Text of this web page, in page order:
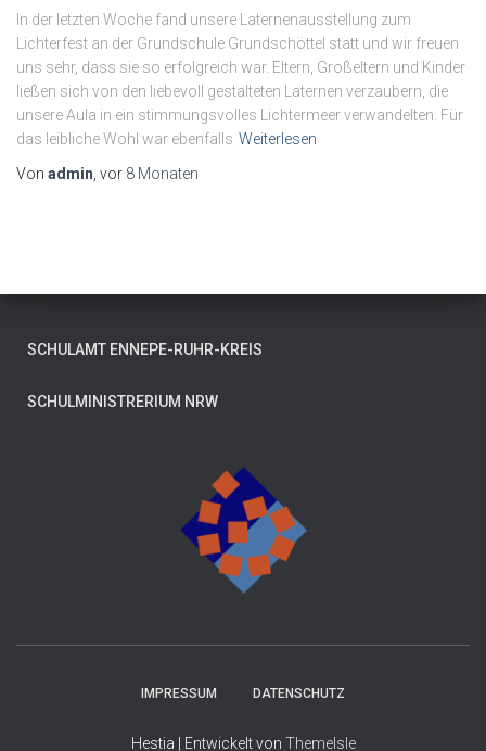
In der letzten Woche fand unsere Laternenausstellung zum
Lichterfest an der Grundschule Grundschöttel statt und wir freuen
uns sehr, dass sie so erfolgreich war. Eltern, Großeltern und Kinder
ließen sich von den liebevoll gestalteten Laternen verzaubern, die
unsere Aula in ein stimmungsvolles Lichtermeer verwandelten. Für
das leibliche Wohl war ebenfalls Weiterlesen
Von admin , vor 8 Monaten
SCHULAMT ENNEPE-RUHR-KREIS
SCHULMINISTRERIUM NRW
IMPRESSUM DATENSCHUTZ
Hestia | Entwickelt von ThemeIsle